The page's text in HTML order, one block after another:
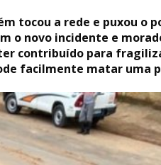
tocou a rede e puxou o
o novo incidente e
contribuído para
facilmente matar uma